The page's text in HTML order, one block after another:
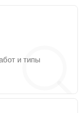
и типы